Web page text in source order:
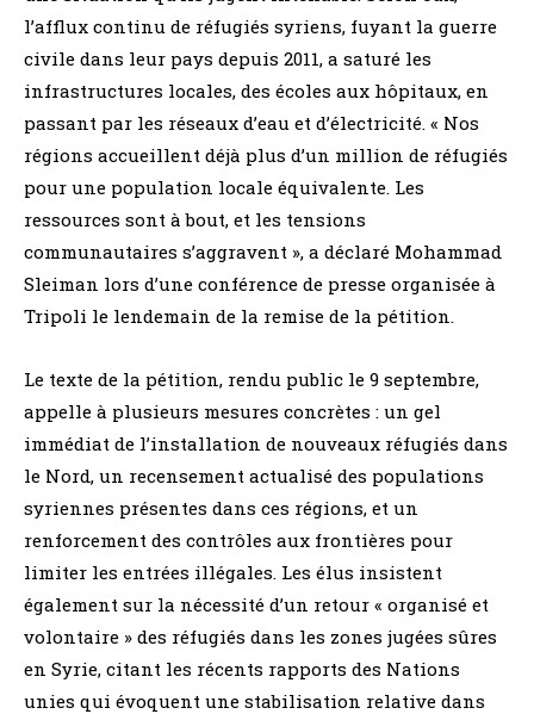
l’afflux continu de réfugiés syriens, fuyant la guerre
civile dans leur pays depuis 2011, a saturé les
infrastructures locales, des écoles aux hôpitaux, en
passant par les réseaux d’eau et d’électricité. « Nos
régions accueillent déjà plus d’un million de réfugiés
pour une population locale équivalente. Les
ressources sont à bout, et les tensions
communautaires s’aggravent », a déclaré Mohammad
Sleiman lors d’une conférence de presse organisée à
Tripoli le lendemain de la remise de la pétition.
Le texte de la pétition, rendu public le 9 septembre,
appelle à plusieurs mesures concrètes : un gel
immédiat de l’installation de nouveaux réfugiés dans
le Nord, un recensement actualisé des populations
syriennes présentes dans ces régions, et un
renforcement des contrôles aux frontières pour
limiter les entrées illégales. Les élus insistent
également sur la nécessité d’un retour « organisé et
volontaire » des réfugiés dans les zones jugées sûres
en Syrie, citant les récents rapports des Nations
unies qui évoquent une stabilisation relative dans